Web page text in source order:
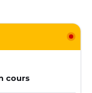
cours